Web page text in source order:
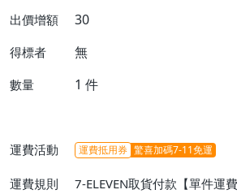
出價增額 30
得標者 無
數量 1 件
運費活動 運費抵用券 驚喜加碼7-11免運
運費規則
7-ELEVEN取貨付款【單件運